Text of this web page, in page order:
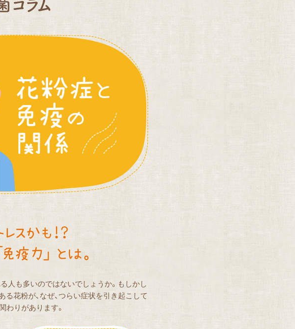
人も多いのではないでしょうか。もしかし
花粉が、なぜ、つらい症状を引き起こして
わりがあります。